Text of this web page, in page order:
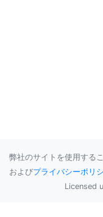
弊社のサイトを使用する
およびプライバシーポリ
Licensed